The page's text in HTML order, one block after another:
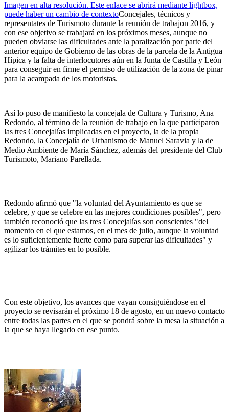
Imagen en alta resolución. Este enlace se abrirá mediante lightbox,
puede haber un cambio de contextoConcejales, técnicos y
representates de Turismoto durante la reunión de trabajon 2016, y
con ese objetivo se trabajará en los próximos meses, aunque no
pueden obviarse las dificultades ante la paralización por parte del
anterior equipo de Gobierno de las obras de la parcela de la Antigua
Hípica y la falta de interlocutores aún en la Junta de Castilla y León
para conseguir en firme el permiso de utilización de la zona de pinar
para la acampada de los motoristas.
Así lo puso de manifiesto la concejala de Cultura y Turismo, Ana
Redondo, al término de la reunión de trabajo en la que participaron
las tres Concejalías implicadas en el proyecto, la de la propia
Redondo, la Concejalía de Urbanismo de Manuel Saravia y la de
Medio Ambiente de María Sánchez, además del presidente del Club
Turismoto, Mariano Parellada.
Redondo afirmó que "la voluntad del Ayuntamiento es que se
celebre, y que se celebre en las mejores condiciones posibles", pero
también reconoció que las tres Concejalías son conscientes "del
momento en el que estamos, en el mes de julio, aunque la voluntad
es lo suficientemente fuerte como para superar las dificultades" y
agilizar los trámites en lo posible.
Con este objetivo, los avances que vayan consiguiéndose en el
proyecto se revisarán el próximo 18 de agosto, en un nuevo contacto
entre todas las partes en el que se pondrá sobre la mesa la situación a
la que se haya llegado en ese punto.